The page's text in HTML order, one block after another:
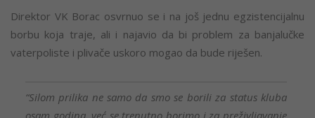
Direktor VK Borac osvrnuo se i na još jednu egzistencijalnu
borbu koja traje, ali i najavio da bi problem za banjalučke
vaterpoliste i plivače uskoro mogao da bude riješen.
“Silom prilika ne samo da smo se borili za status kluba